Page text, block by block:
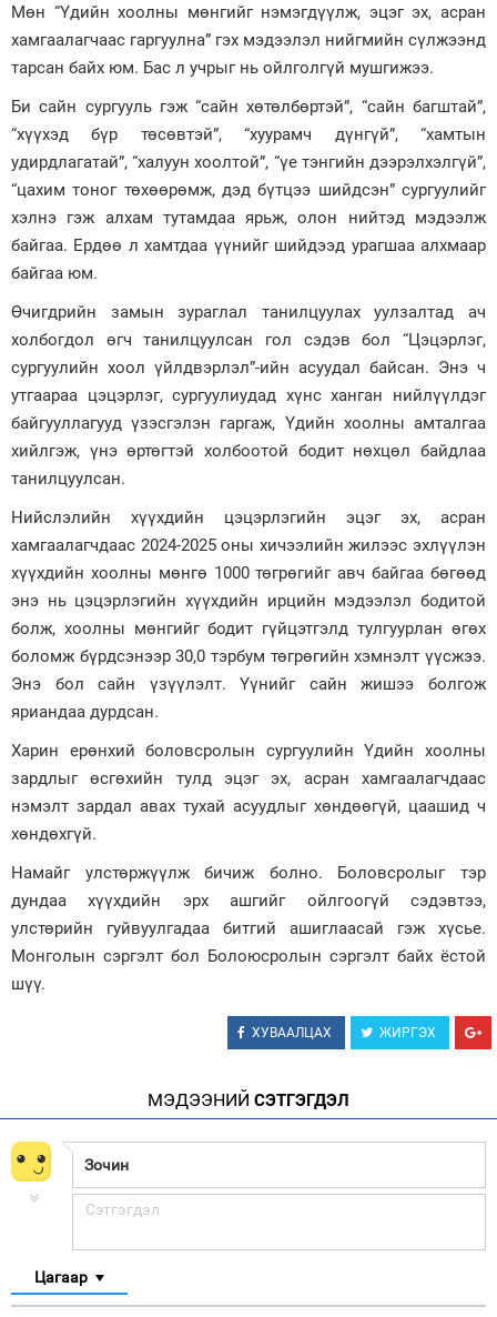
Мөн ️“Үдийн хоолны мөнгийг нэмэгдүүлж, эцэг эх, асран
хамгаалагчаас гаргуулна” гэх мэдээлэл нийгмийн сүлжээнд
тарсан байх юм. Бас л учрыг нь ойлголгүй мушгижээ.
Би сайн сургууль гэж “сайн хөтөлбөртэй”, “сайн багштай”,
“хүүхэд бүр төсөвтэй”, “хуурамч дүнгүй”, “хамтын
удирдлагатай”, “халуун хоолтой”, “үе тэнгийн дээрэлхэлгүй”,
“цахим тоног төхөөрөмж, дэд бүтцээ шийдсэн” сургуулийг
хэлнэ гэж алхам тутамдаа ярьж, олон нийтэд мэдээлж
байгаа. Ердөө л хамтдаа үүнийг шийдээд урагшаа алхмаар
байгаа юм.
Өчигдрийн замын зураглал танилцуулах уулзалтад ач
холбогдол өгч танилцуулсан гол сэдэв бол “Цэцэрлэг,
сургуулийн хоол үйлдвэрлэл”-ийн асуудал байсан. Энэ ч
утгаараа цэцэрлэг, сургуулиудад хүнс ханган нийлүүлдэг
байгууллагууд үзэсгэлэн гаргаж, Үдийн хоолны амталгаа
хийлгэж, үнэ өртөгтэй холбоотой бодит нөхцөл байдлаа
танилцуулсан.
Нийслэлийн хүүхдийн цэцэрлэгийн эцэг эх, асран
хамгаалагчдаас 2024-2025 оны хичээлийн жилээс эхлүүлэн
хүүхдийн хоолны мөнгө 1000 төгрөгийг авч байгаа бөгөөд
энэ нь цэцэрлэгийн хүүхдийн ирцийн мэдээлэл бодитой
болж, хоолны мөнгийг бодит гүйцэтгэлд тулгуурлан өгөх
боломж бүрдсэнээр 30,0 тэрбум төгрөгийн хэмнэлт үүсжээ.
Энэ бол сайн үзүүлэлт. Үүнийг сайн жишээ болгож
яриандаа дурдсан.
Харин ерөнхий боловсролын сургуулийн Үдийн хоолны
зардлыг өсгөхийн тулд эцэг эх, асран хамгаалагчдаас
нэмэлт зардал авах тухай асуудлыг хөндөөгүй, цаашид ч
хөндөхгүй.
Намайг улстөржүүлж бичиж болно. Боловсролыг тэр
дундаа хүүхдийн эрх ашгийг ойлгоогүй сэдэвтээ,
улстөрийн гуйвуулгадаа битгий ашиглаасай гэж хүсье.
Монголын сэргэлт бол Болоюсролын сэргэлт байх ёстой
шүү.
ХУВААЛЦАХ ЖИРГЭХ
МЭДЭЭНИЙ СЭТГЭГДЭЛ
Цагаар